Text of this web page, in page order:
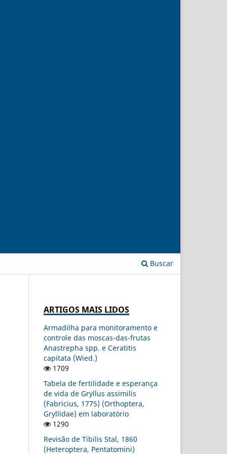
Buscar
ARTIGOS MAIS LIDOS
Armadilha para monitoramento e
controle das moscas-das-frutas
Anastrepha spp. e Ceratitis
capitata (Wied.)
1709
Tabela de fertilidade e esperança
de vida de Gryllus assimilis
(Fabricius, 1775) (Orthoptera,
Gryllidae) em laboratório
1290
Revisão de Tibilis Stal, 1860
(Heteroptera, Pentatomini)